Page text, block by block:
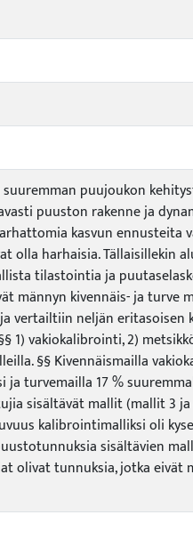
puujoukon
puuston rakenne ja
kasvun ennusteita
olla harhaisia. Tällaisillekin
tilastointia ja
männyn kivennäis- ja turve
vertailtiin neljän
1) vakiokalibrointi, 2)
§§ Kivennäismailla
turvemailla 17 %
sisältävät mallit (mallit 3
kalibrointimalliksi oli
sisältävien
olivat tunnuksia, jotka eivät